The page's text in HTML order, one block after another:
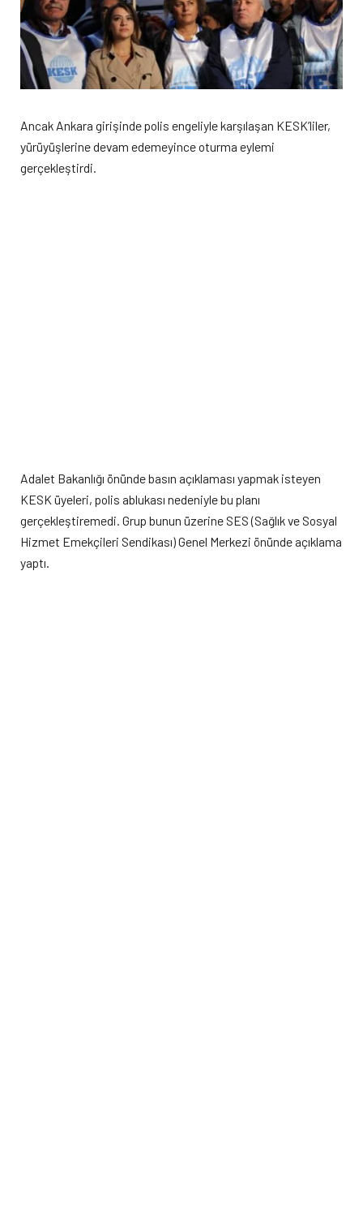
Ancak Ankara girişinde polis engeliyle karşılaşan KESK’liler,
yürüyüşlerine devam edemeyince oturma eylemi
gerçekleştirdi.
Adalet Bakanlığı önünde basın açıklaması yapmak isteyen
KESK üyeleri, polis ablukası nedeniyle bu planı
gerçekleştiremedi. Grup bunun üzerine SES (Sağlık ve Sosyal
Hizmet Emekçileri Sendikası) Genel Merkezi önünde açıklama
yaptı.